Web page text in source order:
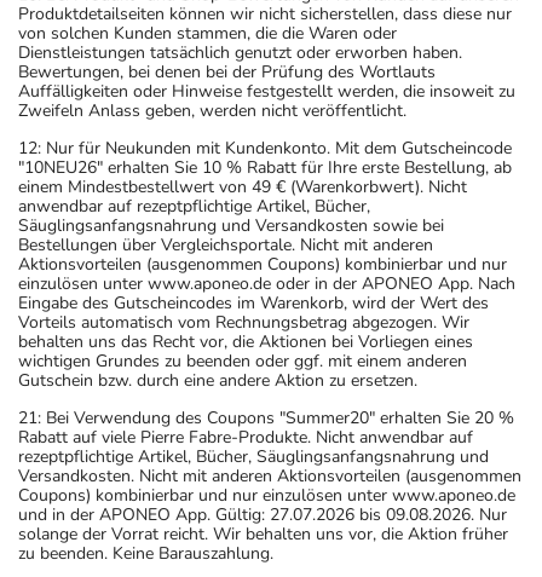
Produktdetailseiten können wir nicht sicherstellen, dass diese nur
von solchen Kunden stammen, die die Waren oder
Dienstleistungen tatsächlich genutzt oder erworben haben.
Bewertungen, bei denen bei der Prüfung des Wortlauts
Auffälligkeiten oder Hinweise festgestellt werden, die insoweit zu
Zweifeln Anlass geben, werden nicht veröffentlicht.
12: Nur für Neukunden mit Kundenkonto. Mit dem Gutscheincode
"10NEU26" erhalten Sie 10 % Rabatt für Ihre erste Bestellung, ab
einem Mindestbestellwert von 49 € (Warenkorbwert). Nicht
anwendbar auf rezeptpflichtige Artikel, Bücher,
Säuglingsanfangsnahrung und Versandkosten sowie bei
Bestellungen über Vergleichsportale. Nicht mit anderen
Aktionsvorteilen (ausgenommen Coupons) kombinierbar und nur
einzulösen unter www.aponeo.de oder in der APONEO App. Nach
Eingabe des Gutscheincodes im Warenkorb, wird der Wert des
Vorteils automatisch vom Rechnungsbetrag abgezogen. Wir
behalten uns das Recht vor, die Aktionen bei Vorliegen eines
wichtigen Grundes zu beenden oder ggf. mit einem anderen
Gutschein bzw. durch eine andere Aktion zu ersetzen.
21: Bei Verwendung des Coupons "Summer20" erhalten Sie 20 %
Rabatt auf viele Pierre Fabre-Produkte. Nicht anwendbar auf
rezeptpflichtige Artikel, Bücher, Säuglingsanfangsnahrung und
Versandkosten. Nicht mit anderen Aktionsvorteilen (ausgenommen
Coupons) kombinierbar und nur einzulösen unter www.aponeo.de
und in der APONEO App. Gültig: 27.07.2026 bis 09.08.2026. Nur
solange der Vorrat reicht. Wir behalten uns vor, die Aktion früher
zu beenden. Keine Barauszahlung.